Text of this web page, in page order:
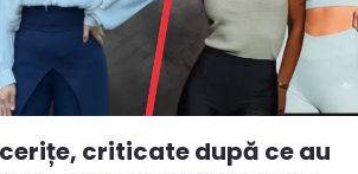
criticate după ce au